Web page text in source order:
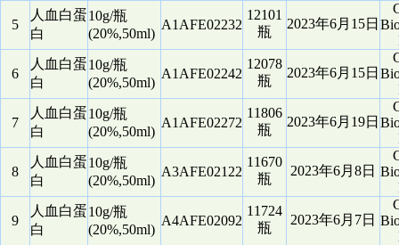
5
人血白蛋
白
10g/瓶
(20%,50ml)
A1AFE02232
12101
瓶
2023年6月15日
6
人血白蛋
白
10g/瓶
(20%,50ml)
A1AFE02242
12078
瓶
2023年6月15日
7
人血白蛋
白
10g/瓶
(20%,50ml)
A1AFE02272
11806
瓶
2023年6月19日
8
人血白蛋
白
10g/瓶
(20%,50ml)
A3AFE02122
11670
瓶
2023年6月8日
9
人血白蛋
白
10g/瓶
(20%,50ml)
A4AFE02092
11724
瓶
2023年6月7日